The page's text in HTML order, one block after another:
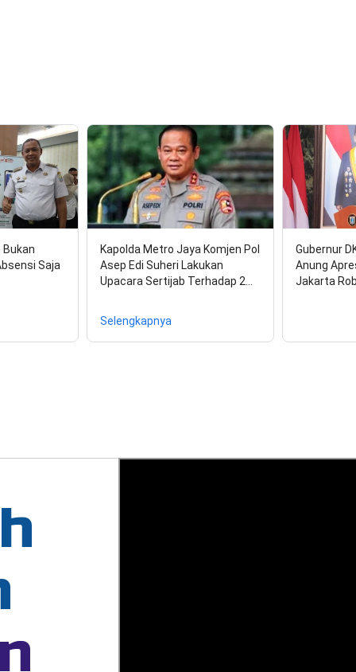
Bukan
Saja
Kapolda Metro Jaya Komjen Pol
Asep Edi Suheri Lakukan
Upacara Sertijab Terhadap 2…
Selengkapnya
Gubernur
Anung
Jakarta